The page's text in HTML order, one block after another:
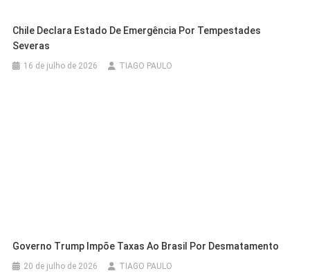
Chile Declara Estado De Emergência Por Tempestades
Severas
16 de julho de 2026 TIAGO PAULO
Governo Trump Impõe Taxas Ao Brasil Por Desmatamento
20 de julho de 2026 TIAGO PAULO